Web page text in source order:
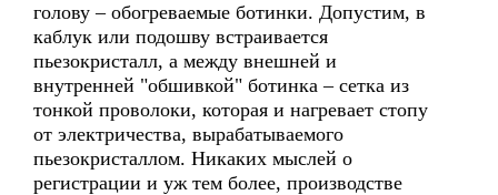
голову – обогреваемые ботинки. Допустим, в
каблук или подошву встраивается
пьезокристалл, а между внешней и
внутренней "обшивкой" ботинка – сетка из
тонкой проволоки, которая и нагревает стопу
от электричества, вырабатываемого
пьезокристаллом. Никаких мыслей о
регистрации и уж тем более, производстве